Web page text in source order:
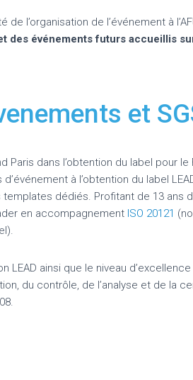
de l’organisation de l’événement à
des événements futurs accueillis
et
Paris dans l’obtention du label pour
à l’obtention du label
dédiés. Profitant de 13 ans
en accompagnement ISO 20121
LEAD ainsi que le niveau
du contrôle, de l’analyse et de la